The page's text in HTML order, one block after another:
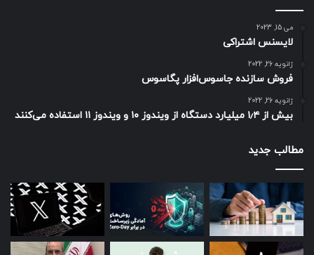
می 15, 2023
لایسنس اشتراکی
ژانویه 26, 2022
فروش سازنده جاسوس‌افزار پگاسوس
ژانویه 26, 2022
بیش از ۱٫۴ میلیارد دستگاه از ویندوز ۱۰ و ویندوز ۱۱ استفاده می‌کنند
مطالب جدید